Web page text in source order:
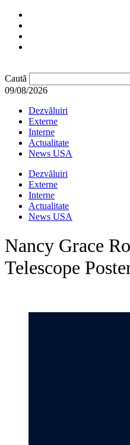
Caută
09/08/2026
Dezvăluiri
Externe
Interne
Actualitate
News USA
Dezvăluiri
Externe
Interne
Actualitate
News USA
Nancy Grace
Telescope